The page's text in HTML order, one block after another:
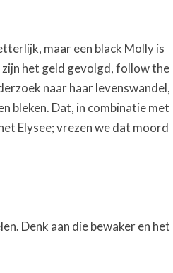
maar een black Molly is
zijn het geld gevolgd, follow the
naar haar levenswandel,
bleken. Dat, in combinatie met
Elysee; vrezen we dat moord
Denk aan die bewaker en het